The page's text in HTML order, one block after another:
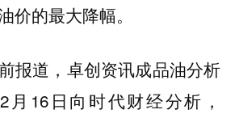
价的最大降幅。
报道，卓创资讯成品油分析
月16日向时代财经分析，